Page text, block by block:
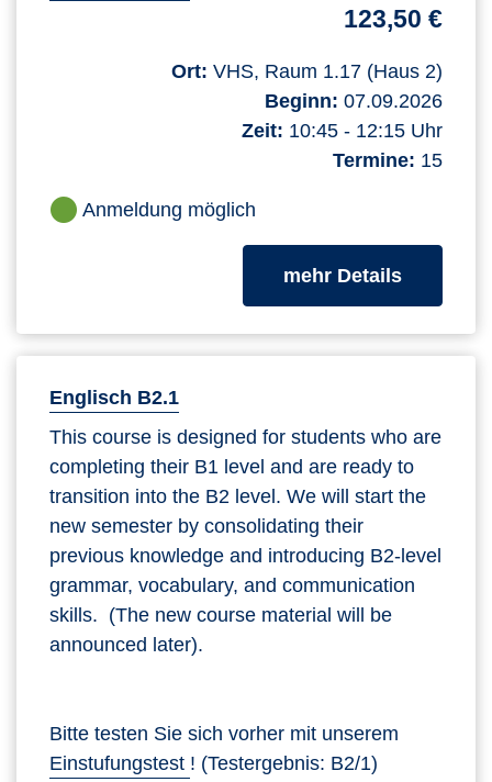
123,50 €
Ort: VHS, Raum 1.17 (Haus 2)
Beginn: 07.09.2026
Zeit: 10:45 - 12:15 Uhr
Termine: 15
Anmeldung möglich
mehr Detailszum
Englisch B2.1
This course is designed for students who are
completing their B1 level and are ready to
transition into the B2 level. We will start the
new semester by consolidating their
previous knowledge and introducing B2-level
grammar, vocabulary, and communication
skills. (The new course material will be
announced later).
Bitte testen Sie sich vorher mit unserem
Einstufungstest ! (Testergebnis: B2/1)